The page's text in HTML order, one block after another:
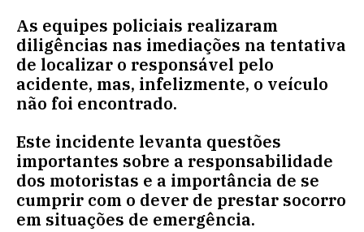
As equipes policiais realizaram
diligências nas imediações na tentativa
de localizar o responsável pelo
acidente, mas, infelizmente, o veículo
não foi encontrado.
Este incidente levanta questões
importantes sobre a responsabilidade
dos motoristas e a importância de se
cumprir com o dever de prestar socorro
em situações de emergência.